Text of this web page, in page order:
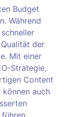
Budget
Während
der
Mit einer
Strategie,
Content
auch